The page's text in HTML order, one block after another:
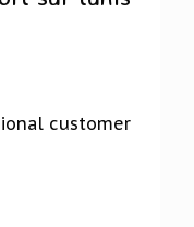
customer